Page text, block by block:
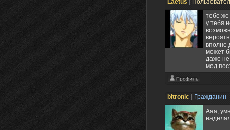
Laetus
тебе
у тебя
вполне
может
даже
мод
bitronic Гражданин
Ааа,